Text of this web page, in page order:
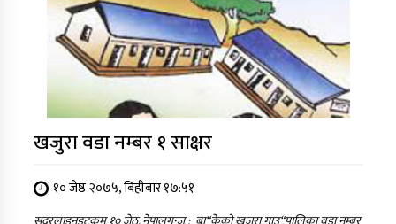
खजुरा वडा नम्बर १ साक्षर
१० जेष्ठ २०७५, बिहीबार १७:५१